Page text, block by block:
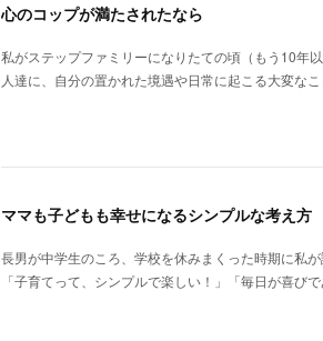
心のコップが満たされたなら
私がステップファミリーになりたての頃（もう10年
人達に、自分の置かれた境遇や日常に起こる大変な
ママも子どもも幸せになるシンプルな考え方
長男が中学生のころ、学校を休みまくった時期に私
「子育てって、シンプルで楽しい！」「毎日が喜